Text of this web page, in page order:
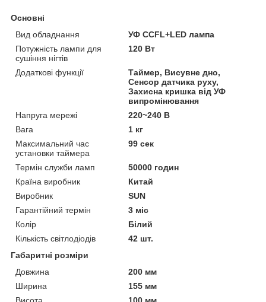
Основні
Вид обладнання
УФ CCFL+LED лампа
Потужність лампи для
сушіння нігтів
120 Вт
Додаткові функції
Таймер, Висувне дно,
Сенсор датчика руху,
Захисна кришка від УФ
випромінювання
Напруга мережі
220~240 В
Вага
1 кг
Максимальний час
установки таймера
99 сек
Термін служби ламп
50000 годин
Країна виробник
Китай
Виробник
SUN
Гарантійний термін
3 міс
Колір
Білий
Кількість світлодіодів
42 шт.
Габаритні розміри
Довжина
200 мм
Ширина
155 мм
Висота
100 мм